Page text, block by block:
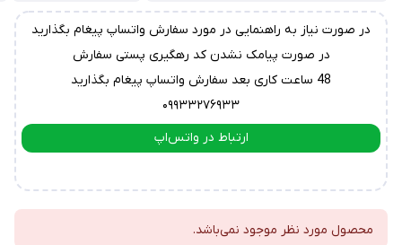
در صورت نیاز به راهنمایی در مورد سفارش واتساپ پیغام بگذارید
در صورت پیامک نشدن کد رهگیری پستی سفارش
48 ساعت کاری بعد سفارش واتساپ پیغام بگذارید
۰۹۹۳۳۲۷۶۹۳۳
ارتباط در واتس‌اپ
محصول مورد نظر موجود نمی‌باشد.